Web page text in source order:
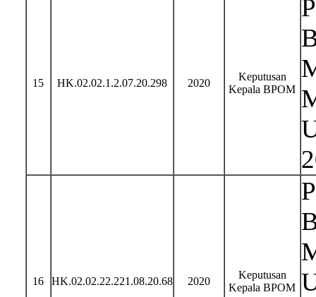
15 HK.02.02.1.2.07.20.298 2020
Keputusan
Kepala BPOM
16 HK.02.02.22.221.08.20.68 2020
Keputusan
Kepala BPOM